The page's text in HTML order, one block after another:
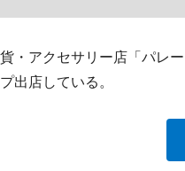
・アクセサリー店「パレ
出店している。